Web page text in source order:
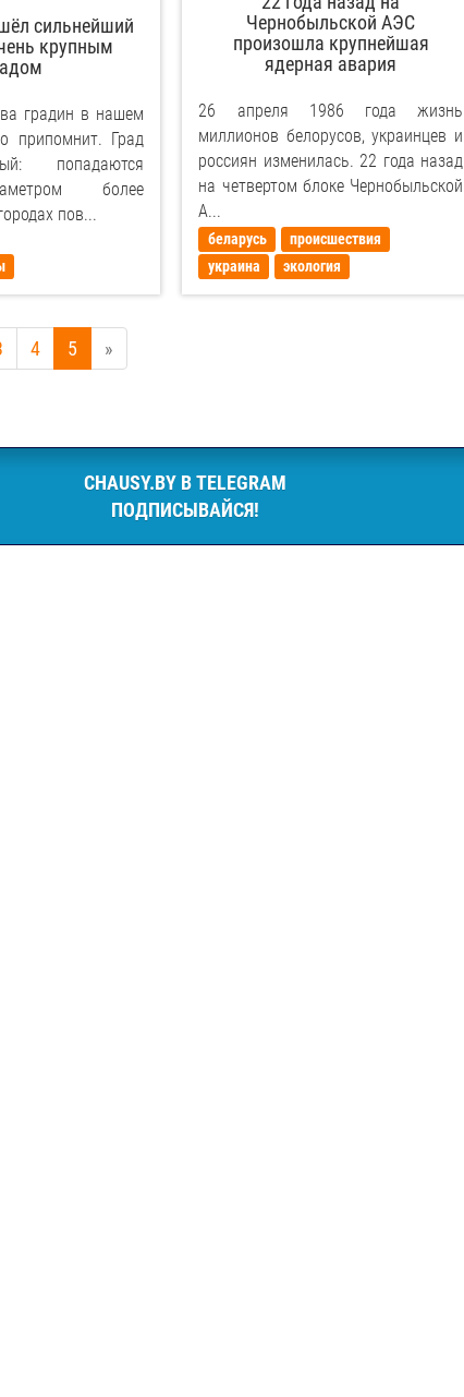
сильнейший
крупным
градин в нашем
припомнит. Град
попадаются
более
пов...
Чернобыльской АЭС
произошла крупнейшая
ядерная авария
26 апреля 1986 года жизнь
миллионов белорусов, украинцев и
россиян изменилась. 22 года назад
на четвертом блоке Чернобыльской
А...
беларусь
происшествия
украина
экология
4 5 »
CHAUSY.BY В TELEGRAM
ПОДПИСЫВАЙСЯ!